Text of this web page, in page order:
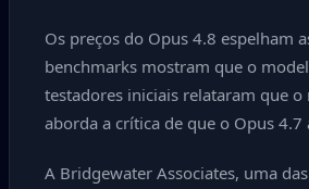
Os preços do Opus 4.8 espelham
benchmarks mostram que o
testadores iniciais relataram que
aborda a crítica de que o Opus
A Bridgewater Associates, uma